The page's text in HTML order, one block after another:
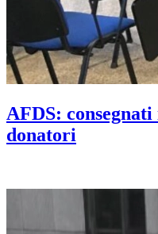
AFDS:
donatori